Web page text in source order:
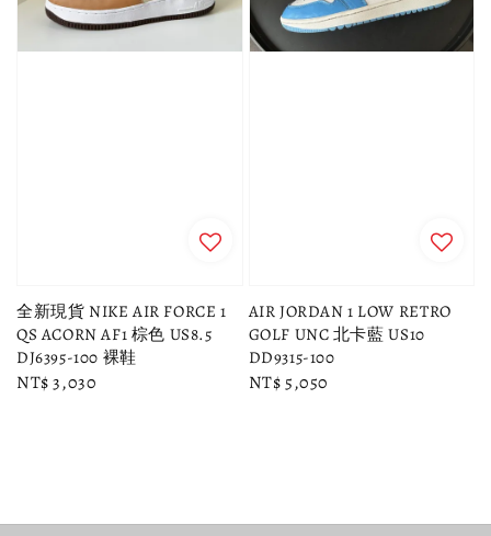
全新現貨 NIKE AIR FORCE 1
QS ACORN AF1 棕色 US8.5
DJ6395-100 裸鞋
Regular
NT$ 3,030
AIR JORDAN 1 LOW RETRO
GOLF UNC 北卡藍 US10
DD9315-100
Regular
NT$ 5,050